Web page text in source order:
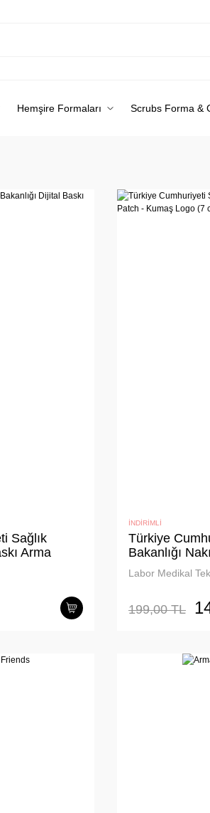
Hemşire Formaları Scrubs Forma &
Sağlık
Arma
İNDİRİMLİ
Türkiye
Bakanlığı
Kumaş Logo
Labor Medikal
199,00 TL